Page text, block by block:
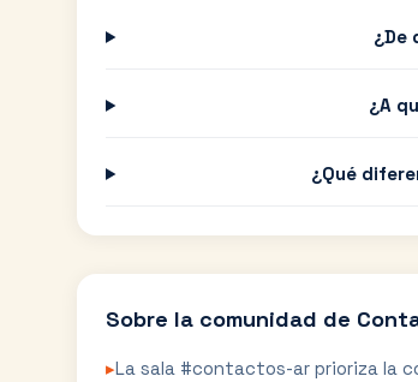
¿De
¿A
¿Qué
Sobre la comunidad de
▸La sala #contactos-ar prioriza la